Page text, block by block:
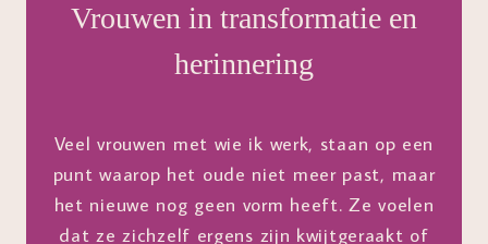
Vrouwen in transformatie en
herinnering
Veel vrouwen met wie ik werk, staan op een
punt waarop het oude niet meer past, maar
het nieuwe nog geen vorm heeft. Ze voelen
dat ze zichzelf ergens zijn kwijtgeraakt of